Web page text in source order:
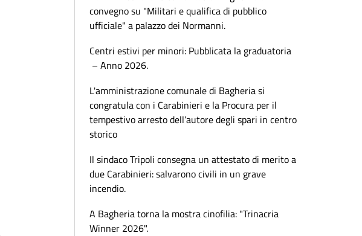
convegno su "Militari e qualifica di pubblico
ufficiale" a palazzo dei Normanni.
Centri estivi per minori: Pubblicata la graduatoria
– Anno 2026.
L'amministrazione comunale di Bagheria si
congratula con i Carabinieri e la Procura per il
tempestivo arresto dell’autore degli spari in centro
storico
Il sindaco Tripoli consegna un attestato di merito a
due Carabinieri: salvarono civili in un grave
incendio.
A Bagheria torna la mostra cinofilia: "Trinacria
Winner 2026".